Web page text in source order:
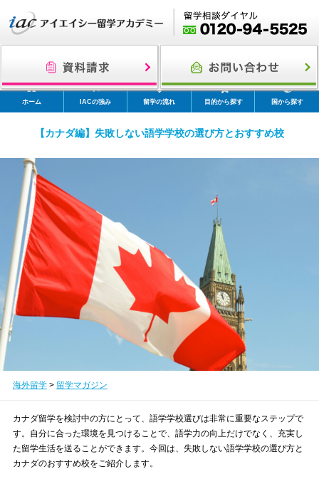
ホーム IACの強み 留学の流れ 目的から探す 国から探す
【カナダ編】失敗しない語学学校の選び方とおすすめ校
海外留学> 留学マガジン
カナダ留学を検討中の方にとって、語学学校選びは非常に重要なステップで
す。自分に合った環境を見つけることで、語学力の向上だけでなく、充実し
た留学生活を送ることができます。今回は、失敗しない語学学校の選び方と
カナダのおすすめ校をご紹介します。